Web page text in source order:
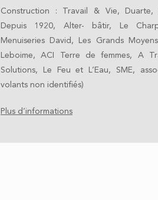
Construction : Travail & Vie, Duarte,
Depuis 1920, Alter- bâtir, Le
Menuiseries David, Les Grands
Leboime, ACI Terre de femmes, A
Solutions, Le Feu et L’Eau, SME,
volants non identifiés)
Plus d’informations